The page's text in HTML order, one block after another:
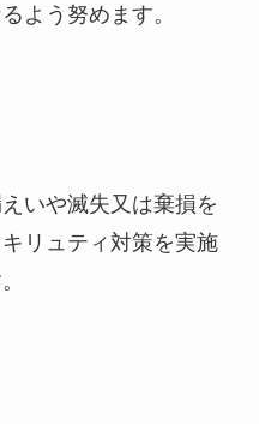
よう努めます。
いや滅失又は棄損を
リュティ対策を実施